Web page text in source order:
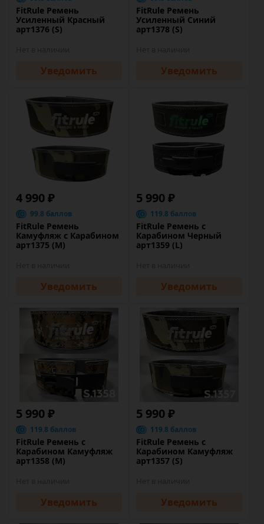
FitRule Ремень
Усиленный Красный
арт1376 (S)
Уведомить
FitRule Ремень
Усиленный Синий
арт1378 (S)
Уведомить
4 990 ₽
99.8 баллов
FitRule Ремень
Камуфляж с Карабином
арт1375 (M)
Уведомить
5 990 ₽
119.8 баллов
FitRule Ремень с
Карабином Черный
арт1359 (L)
Уведомить
5 990 ₽
119.8 баллов
FitRule Ремень с
Карабином Камуфляж
арт1358 (M)
Уведомить
5 990 ₽
119.8 баллов
FitRule Ремень с
Карабином Камуфляж
арт1357 (S)
Уведомить